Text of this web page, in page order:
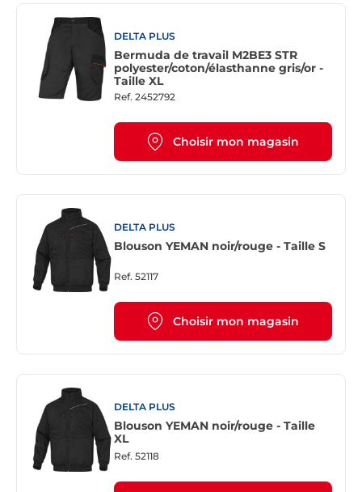
DELTA PLUS
Bermuda de travail M2BE3 STR
polyester/coton/élasthanne gris/or -
Taille XL
Ref. 2452792
Choisir mon magasin
DELTA PLUS
Blouson YEMAN noir/rouge - Taille S
Ref. 52117
Choisir mon magasin
DELTA PLUS
Blouson YEMAN noir/rouge - Taille
XL
Ref. 52118